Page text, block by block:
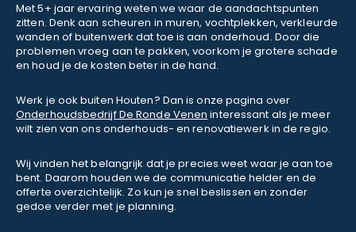
Met 5+ jaar ervaring weten we waar de aandachtspunten
zitten. Denk aan scheuren in muren, vochtplekken, verkleurde
wanden of buitenwerk dat toe is aan onderhoud. Door die
problemen vroeg aan te pakken, voorkom je grotere schade
en houd je de kosten beter in de hand.
Werk je ook buiten Houten? Dan is onze pagina over
Onderhoudsbedrijf De Ronde Venen interessant als je meer
wilt zien van ons onderhouds- en renovatiewerk in de regio.
Wij vinden het belangrijk dat je precies weet waar je aan toe
bent. Daarom houden we de communicatie helder en de
offerte overzichtelijk. Zo kun je snel beslissen en zonder
gedoe verder met je planning.